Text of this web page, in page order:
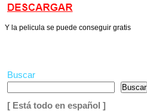
Y la pelicula se puede conseguir gratis
Buscar
Buscar
[ Está todo en español ]